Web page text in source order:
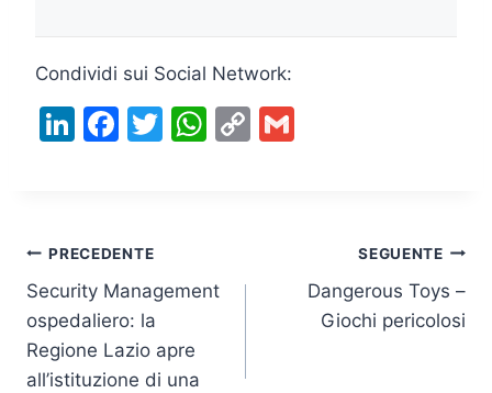
Condividi sui Social Network:
Li
dI
n
F
b
o
o
k
T
W
p
C
Navigazione
articoli
PRECEDENTE
Security Management
ospedaliero: la
Regione Lazio apre
all’istituzione di una
SEGUENTE
Dangerous Toys –
Giochi pericolosi